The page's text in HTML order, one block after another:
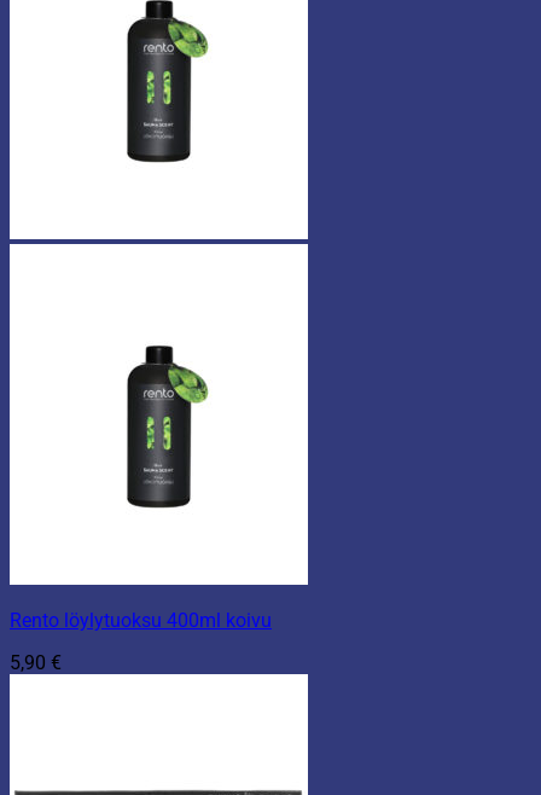
Rento löylytuoksu 400ml koivu
5,90 €